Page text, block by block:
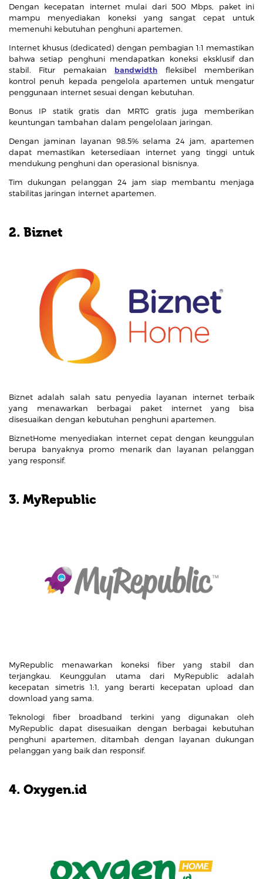
Dengan kecepatan internet mulai dari 500 Mbps, paket ini
mampu menyediakan koneksi yang sangat cepat untuk
memenuhi kebutuhan penghuni apartemen.
Internet khusus (dedicated) dengan pembagian 1:1 memastikan
bahwa setiap penghuni mendapatkan koneksi eksklusif dan
stabil. Fitur pemakaian bandwidth fleksibel memberikan
kontrol penuh kepada pengelola apartemen untuk mengatur
penggunaan internet sesuai dengan kebutuhan.
Bonus IP statik gratis dan MRTG gratis juga memberikan
keuntungan tambahan dalam pengelolaan jaringan.
Dengan jaminan layanan 98.5% selama 24 jam, apartemen
dapat memastikan ketersediaan internet yang tinggi untuk
mendukung penghuni dan operasional bisnisnya.
Tim dukungan pelanggan 24 jam siap membantu menjaga
stabilitas jaringan internet apartemen.
2. Biznet
Biznet adalah salah satu penyedia layanan internet terbaik
yang menawarkan berbagai paket internet yang bisa
disesuaikan dengan kebutuhan penghuni apartemen.
BiznetHome menyediakan internet cepat dengan keunggulan
berupa banyaknya promo menarik dan layanan pelanggan
yang responsif.
3. MyRepublic
MyRepublic menawarkan koneksi fiber yang stabil dan
terjangkau. Keunggulan utama dari MyRepublic adalah
kecepatan simetris 1:1, yang berarti kecepatan upload dan
download yang sama.
Teknologi fiber broadband terkini yang digunakan oleh
MyRepublic dapat disesuaikan dengan berbagai kebutuhan
penghuni apartemen, ditambah dengan layanan dukungan
pelanggan yang baik dan responsif.
4. Oxygen.id